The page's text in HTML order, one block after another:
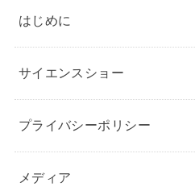
はじめに
サイエンスショー
プライバシーポリシー
メディア